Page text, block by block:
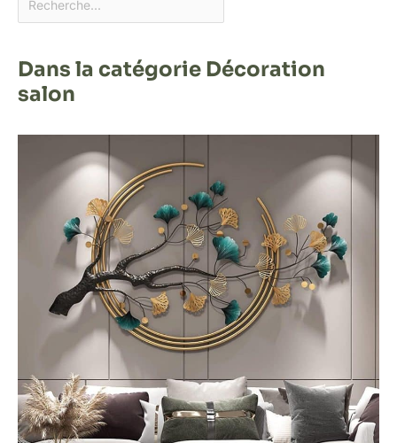
Dans la catégorie Décoration
salon